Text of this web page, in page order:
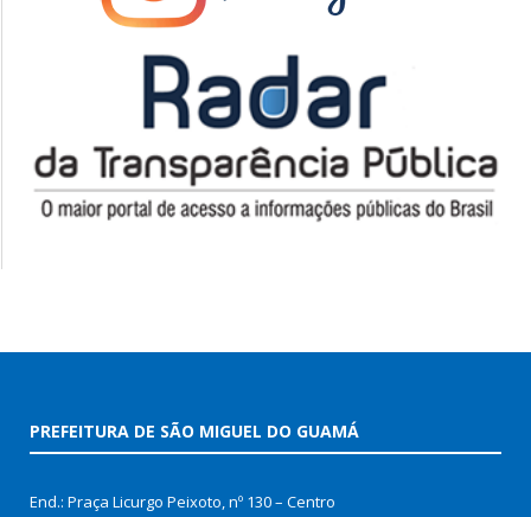
PREFEITURA DE SÃO MIGUEL DO GUAMÁ
End.: Praça Licurgo Peixoto, nº 130 – Centro